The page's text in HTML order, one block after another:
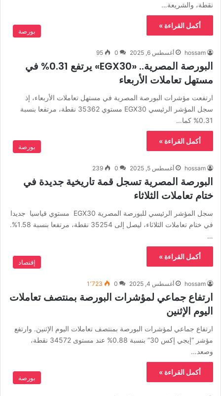
نقطة، والشريعة…
أكمل القراءة »
بورصة
hossam أغسطس 6, 2025 0
95
البورصة المصرية.. «EGX30» يرتفع 0.31% في
مستهل تعاملات الأربعاء
ارتفعت مؤشرات البورصة المصرية في مستهل تعاملات الأربعاء، إذ
سجل المؤشر الرئيسي EGX30 مستوي 35362 نقطة، مرتفعا بنسبة
0.31% كما…
أكمل القراءة »
بورصة
hossam أغسطس 5, 2025 0
239
البورصة المصرية تسجل قمة تاريخية جديدة في
ختام تعاملات الثلاثاء
سجل المؤشر الرئيسي للبورصة المصرية EGX30 مستوي قياسيا جديدا
في ختام تعاملات الثلاثاء، ليصل إلى 35254 نقطة، مرتفعا بنسبة 1.58%.
…
أكمل القراءة »
إقتصاد
hossam أغسطس 4, 2025 0 1٬723
ارتفاع جماعي لمؤشرات البورصة بمنتصف تعاملات
اليوم الإثنين
ارتفاع جماعي لمؤشرات البورصة بمنتصف تعاملات اليوم الإثنين. وارتفع
مؤشر “إيجي إكس 30” بنسبة 0.88% عند مستوى 34572 نقطة،
وصعد…
أكمل القراءة »
بورصة